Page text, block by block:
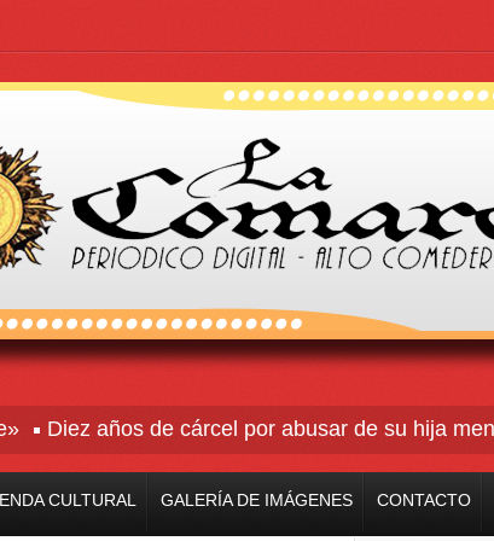
Diez años de cárcel por abusar de su hija menor
CULTURAL GALERÍA DE IMÁGENES CONTACTO